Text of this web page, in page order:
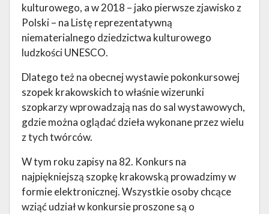
kulturowego, a w 2018 – jako pierwsze zjawisko z
Polski – na Listę reprezentatywną
niematerialnego dziedzictwa kulturowego
ludzkości UNESCO.
Dlatego też na obecnej wystawie pokonkursowej
szopek krakowskich to właśnie wizerunki
szopkarzy wprowadzają nas do sal wystawowych,
gdzie można oglądać dzieła wykonane przez wielu
z tych twórców.
W tym roku zapisy na 82. Konkurs na
najpiękniejszą szopkę krakowską prowadzimy w
formie elektronicznej. Wszystkie osoby chcące
wziąć udział w konkursie proszone są o